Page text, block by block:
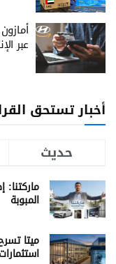
عبر
أخبار تستحق
حديث
ماركتنا:
المبوبة